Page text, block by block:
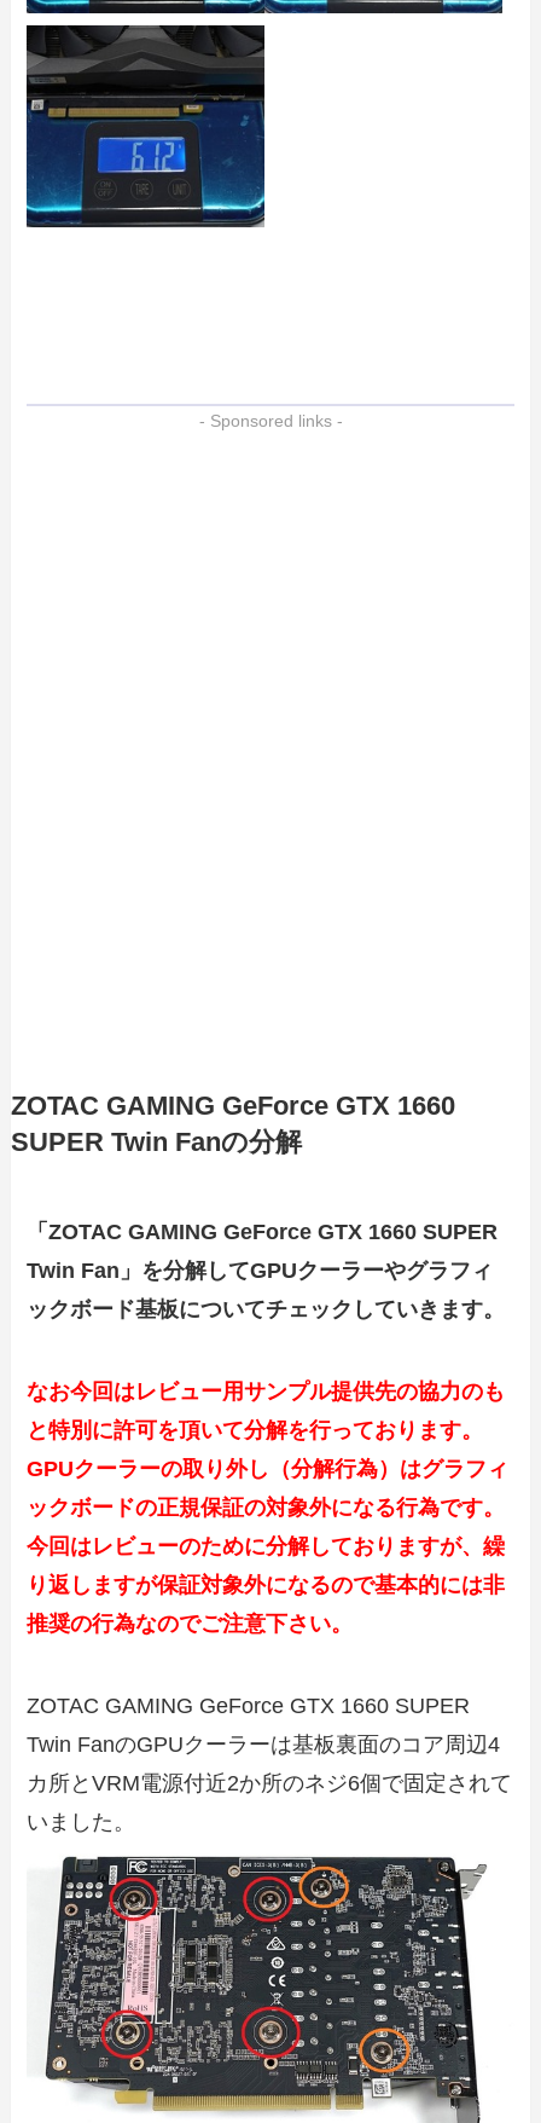
- Sponsored links -
ZOTAC GAMING GeForce GTX 1660
SUPER Twin Fanの分解
「ZOTAC GAMING GeForce GTX 1660 SUPER
Twin Fan」を分解してGPUクーラーやグラフィ
ックボード基板についてチェックしていきます。
なお今回はレビュー用サンプル提供先の協力のも
と特別に許可を頂いて分解を行っております。
GPUクーラーの取り外し（分解行為）はグラフィ
ックボードの正規保証の対象外になる行為です。
今回はレビューのために分解しておりますが、繰
り返しますが保証対象外になるので基本的には非
推奨の行為なのでご注意下さい。
ZOTAC GAMING GeForce GTX 1660 SUPER
Twin FanのGPUクーラーは基板裏面のコア周辺4
カ所とVRM電源付近2か所のネジ6個で固定されて
いました。